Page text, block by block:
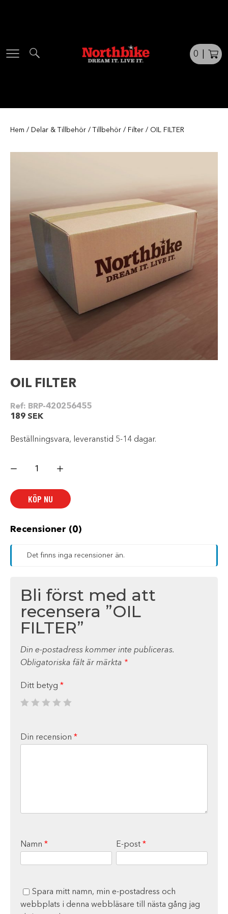
0
Hem / Delar & Tillbehör / Tillbehör / Filter / OIL FILTER
OIL FILTER
Ref: BRP-420256455
189 SEK
Beställningsvara, leveranstid 5-14 dagar.
FILTER
KÖP NU
Recensioner (0)
Det finns inga recensioner än.
Bli först med att
recensera ”OIL
FILTER”
Din e-postadress kommer inte publiceras.
Obligatoriska fält är märkta *
Ditt betyg *
Din recension *
Namn * E-post *
Spara mitt namn, min e-postadress och
webbplats i denna webbläsare till nästa gång jag